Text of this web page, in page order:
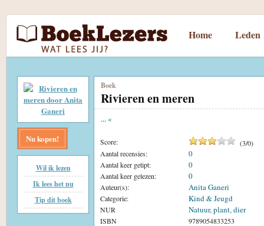
Home Leden
Nu kopen!
Wil ik lezen
Ik lees het nu
Tip dit boek
Boek
Rivieren en meren
... «
Score: (3/0)
Aantal recensies:
0
Aantal keer getipt: 0
Aantal keer gelezen: 0
Auteur(s): Anita Ganeri
Categorie: Kind & Jeugd
NUR Natuur, plant, dier
ISBN 9789054833253